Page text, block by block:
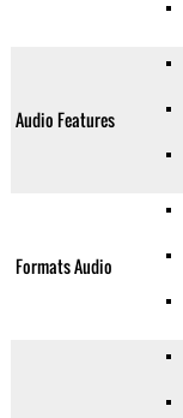
Audio Features
Formats Audio